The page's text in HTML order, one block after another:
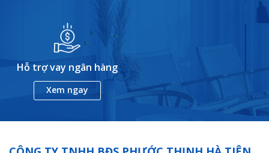
Hỗ trợ vay ngân hàng
Xem ngay